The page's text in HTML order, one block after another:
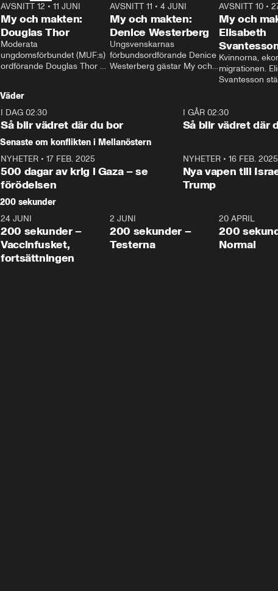
26:27
AVSNITT 12 • 11 JUNI
My och makten:
Douglas Thor
Moderata
ungdomsförbundet (MUF:s)
ordförande Douglas Thor
tonårsutvisningarna och hur
Moderaterna ska locka
väljare till valet i höst.
23:40
AVSNITT 11 •4 JUNI
My och makten:
Denice Westerberg
Ungsvenskarnas
förbundsordförande Denice
Westerberg gästar My och
AVSNITT 10 •
My och
Elisabeth
Kvinnorna,
migrationen.
Svantesson
Väder
I DAG 02:30
Så blir vädret där du bor
I GÅR 02:30
Så blir vädret där
Senaste om konflikten i Mellanöstern
NYHETER • 17 FEB. 2025
500 dagar av krig i Gaza – se
förödelsen
NYHETER• 16 FEB. 2025
Nya vapen till
Trump
200 sekunder
5:00
24 JUNI
200 sekunder –
Vaccinfusket,
fortsättningen
4:23
2 JUNI
200 sekunder –
Testerna
20 APRIL
200
Normal